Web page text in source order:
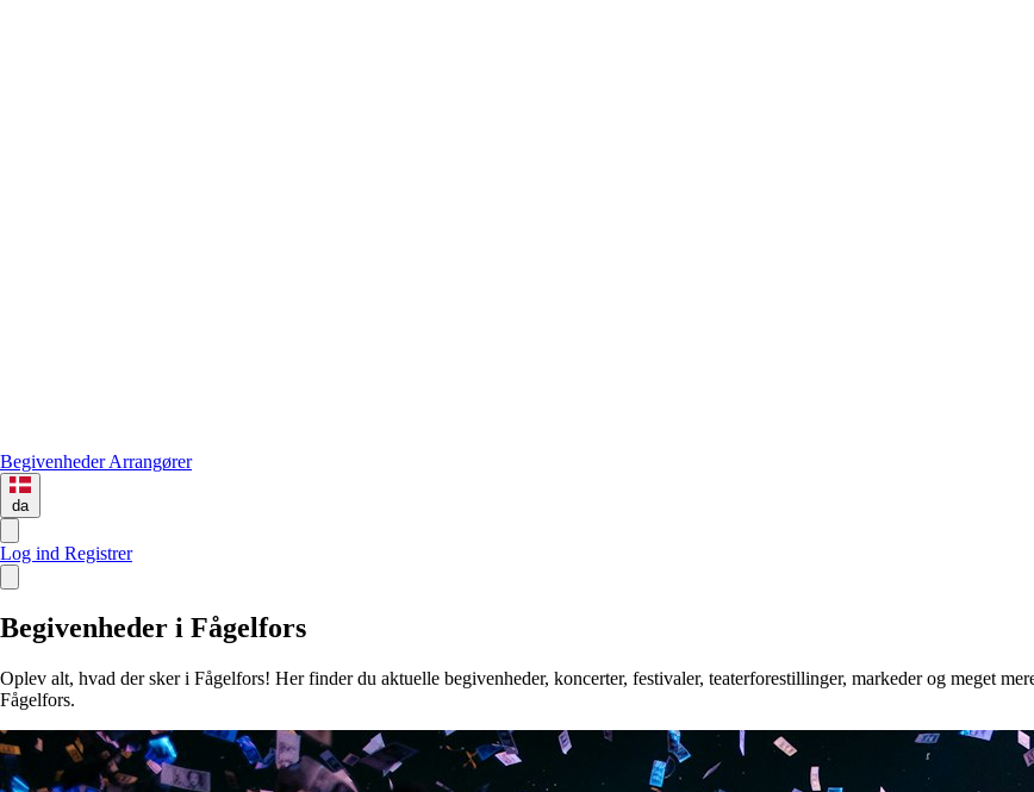
BegivenhederArrangører
da
Log ind Registrer
Begivenheder i Fågelfors
Oplev alt, hvad der sker i Fågelfors! Her finder du aktuelle begivenheder, koncerter, festivaler, teaterforestillinger, markeder og meget
Fågelfors.